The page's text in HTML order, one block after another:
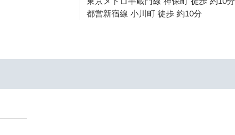
都営新宿線 小川町 徒歩 約10分